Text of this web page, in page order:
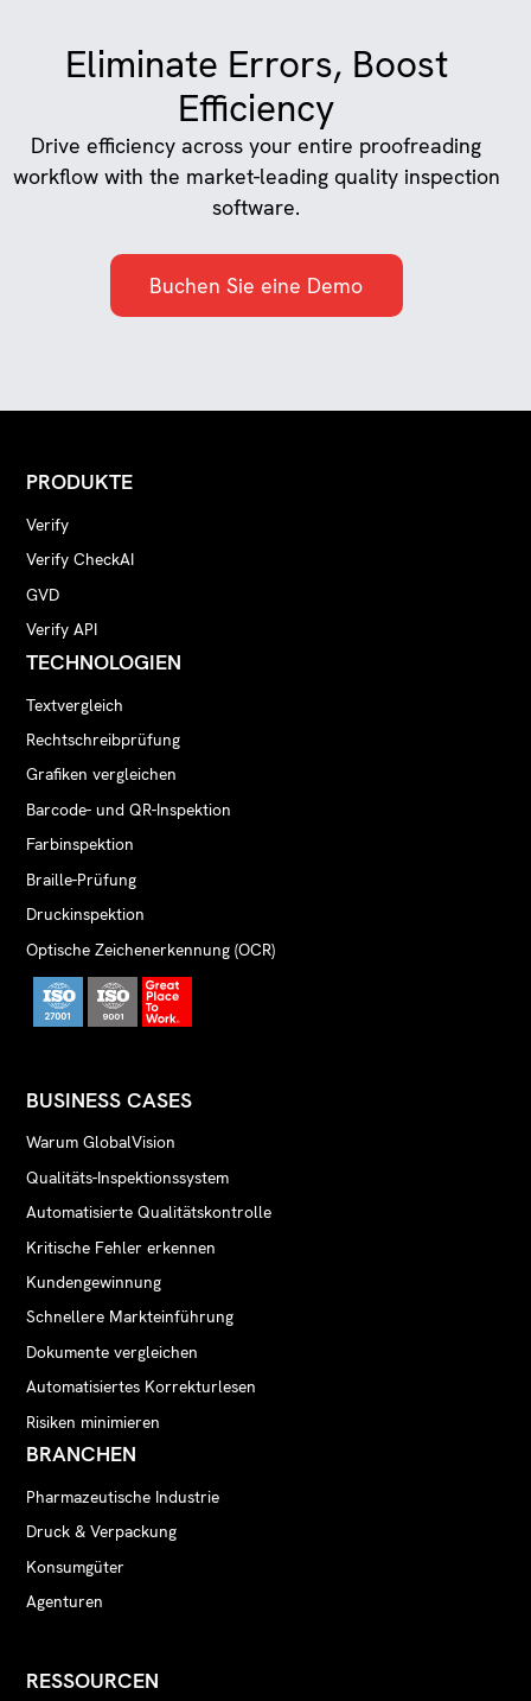
Eliminate Errors, Boost
Efficiency
Drive efficiency across your entire proofreading
workflow with the market-leading quality inspection
software.
Buchen Sie eine Demo
PRODUKTE
Verify
Verify CheckAI
GVD
Verify API
TECHNOLOGIEN
Textvergleich
Rechtschreibprüfung
Grafiken vergleichen
Barcode- und QR-Inspektion
Farbinspektion
Braille-Prüfung
Druckinspektion
Optische Zeichenerkennung (OCR)
BUSINESS CASES
Warum GlobalVision
Qualitäts-Inspektionssystem
Automatisierte Qualitätskontrolle
Kritische Fehler erkennen
Kundengewinnung
Schnellere Markteinführung
Dokumente vergleichen
Automatisiertes Korrekturlesen
Risiken minimieren
BRANCHEN
Pharmazeutische Industrie
Druck & Verpackung
Konsumgüter
Agenturen
RESSOURCEN